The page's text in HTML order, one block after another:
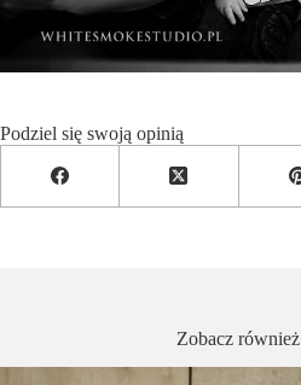
Podziel się swoją opinią
Zobacz również